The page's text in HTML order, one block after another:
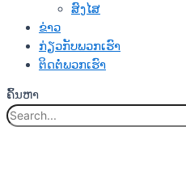
ສົງໄສ
ຂ່າວ
ກ່ຽວກັບພວກເຮົາ
ຕິດຕໍ່ພວກເຮົາ
ຄົ້ນຫາ